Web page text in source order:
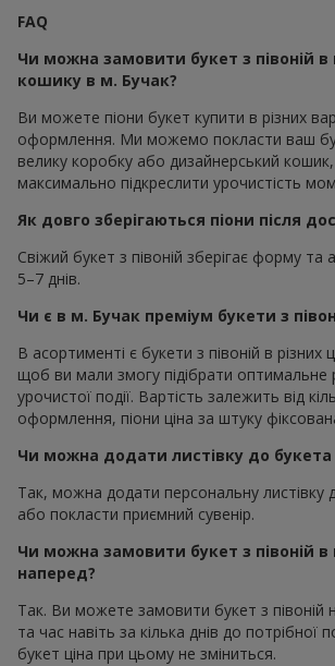
FAQ
Чи можна замовити букет з півоній в
кошику в м. Бучак?
Ви можете піони букет купити в різних
оформлення. Ми можемо покласти ваш
велику коробку або дизайнерський
максимально підкреслити урочистість
Як довго зберігаються піони після
Свіжий букет з півоній зберігає форму
5–7 днів.
Чи є в м. Бучак преміум букети з
В асортименті є букети з півоній в різних
щоб ви мали змогу підібрати оптимальне
урочистої події. Вартість залежить від
оформлення, піони ціна за штуку
Чи можна додати листівку до букета
Так, можна додати персональну листівку
або покласти приємний сувенір.
Чи можна замовити букет з півоній в
наперед?
Так. Ви можете замовити букет з півоній
та час навіть за кілька днів до потрібної
букет ціна при цьому не зміниться.